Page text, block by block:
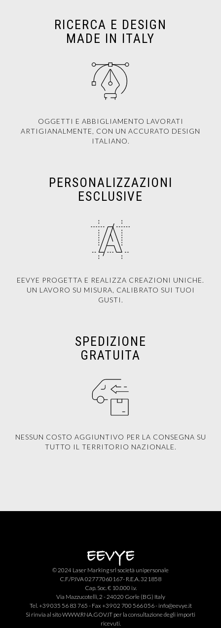
RICERCA E DESIGN
MADE IN ITALY
OGGETTI E ABBIGLIAMENTO LAVORATI
ARTIGIANALMENTE, CON UN ACCURATO DESIGN
ITALIANO.
PERSONALIZZAZIONI
ESCLUSIVE
EEVYE PROGETTA E REALIZZA CREAZIONI UNICHE.
UN LAVORO SU MISURA, CALIBRATO SUI TUOI
GUSTI.
SPEDIZIONE
GRATUITA
NESSUN COSTO AGGIUNTIVO PER LA CONSEGNA SU
TUTTO IL TERRITORIO NAZIONALE.
© 2024 Laser Marking srl società unipersonale
C.F./P.IVA 02777060167- R.E.A. 321858
Cap. Soc. € 10.000 i.v.
Via Mazzucotelli, 2 - 24020 Gorle (BG) Italy
Tel. +39 035 56 83 765 - Fax +39 02 700 566 056 - info@eevye.it
Si rinvia al sitoWWW.RNA.GOV.IT per la consultazione degli importi
ricevuti.